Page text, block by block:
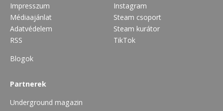
Impresszum
Médiaajánlat
Adatvédelem
RSS
Blogok
Instagram
Steam csoport
Steam kurátor
TikTok
Partnerek
Underground magazin